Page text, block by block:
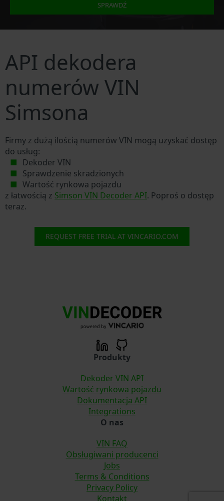
SPRAWDŹ
API dekodera
numerów VIN
Simsona
Firmy z dużą ilością numerów VIN mogą uzyskać dostęp
do usług:
Dekoder VIN
Sprawdzenie skradzionych
Wartość rynkowa pojazdu
z łatwością z Simson VIN Decoder API. Poproś o dostęp
teraz.
REQUEST FREE TRIAL AT VINCARIO.COM
Produkty
Dekoder VIN API
Wartość rynkowa pojazdu
Dokumentacja API
Integrations
O nas
VIN FAQ
Obsługiwani producenci
Jobs
Terms & Conditions
Privacy Policy
Kontakt